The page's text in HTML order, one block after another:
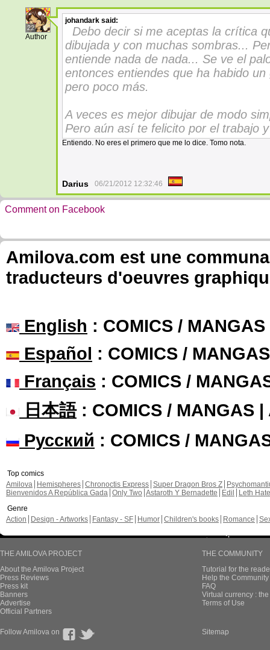
22
Author
johandark said:
Debo decir si me aceptas la crítica
dibujada y con muchas sombras...
entiende nada de nada... Se ve el
entonces entiendes que ha habido
pero poco más.
A veces es mejor dibujar de modo
Pero aún así te felicito por el trabajo
Entiendo. No eres el primero que me lo dice. Tomo nota.
Darius 06/21/2012 12:32:46
Comment on Facebook
Amilova.com est une
traducteurs d'oeuvres
English : COMICS /
Español : COMICS /
Français : COMICS /
日本語: COMICS / MANGAS |
Русский : COMICS /
Top comics
Amilova
Hemispheres Chronoctis Express Super Dragon Bros Z
Bienvenidos A República Gada Only Two Astaroth Y Bernadette Edil
Leth Hate
Genre
Action
Design - Artworks Fantasy - SF Humor Children's books Romance
THE AMILOVA PROJECT
About the Amilova Project
Press Reviews
Press kit
Banners
Advertise
Official Partners
THE COMMUNITY
Tutorial for the
Help the
FAQ
Virtual currency :
Terms of Use
Follow Amilova on Sitemap